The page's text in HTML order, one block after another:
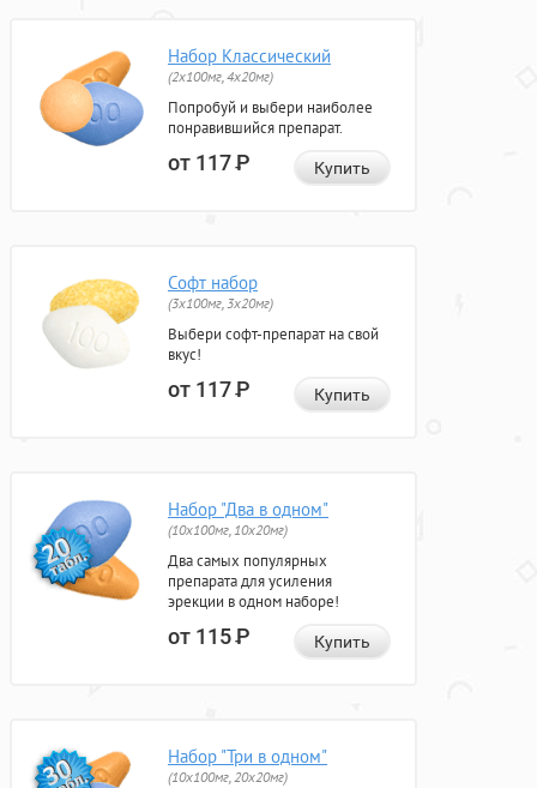
Набор Классический
(2x100мг, 4x20мг)
Попробуй и выбери наиболее
понравившийся препарат.
от 117Р Купить
Софт набор
(3x100мг, 3x20мг)
Выбери софт-препарат на свой
вкус!
от 117Р Купить
Набор "Два в одном"
(10x100мг, 10x20мг)
Два самых популярных
препарата для усиления
эрекции в одном наборе!
от 115Р Купить
Набор "Три в одном"
(10x100мг, 20x20мг)